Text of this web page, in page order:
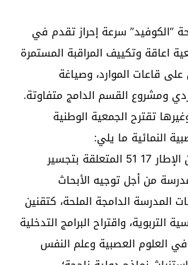
“الكوفيد” سرعة إحراز تقدم في
اعاقة وتكييف المراقبة المستمرة
قاعات الموارد، وصياغة
ومشروع القسم الدامج متفاوتة.
تقترح الجمعية الوطنية
النمائية ما يلي:
• تنزيل مقتضيات القانون الإطار 17 51 المتعلقة بتجسير
من أجل توجيه الأبحاث
المدرسة الدامجة الملحة، كتقنين
التربوية، واقتراح البرامج التدخلية
في العلوم العصبية وعلم النفس